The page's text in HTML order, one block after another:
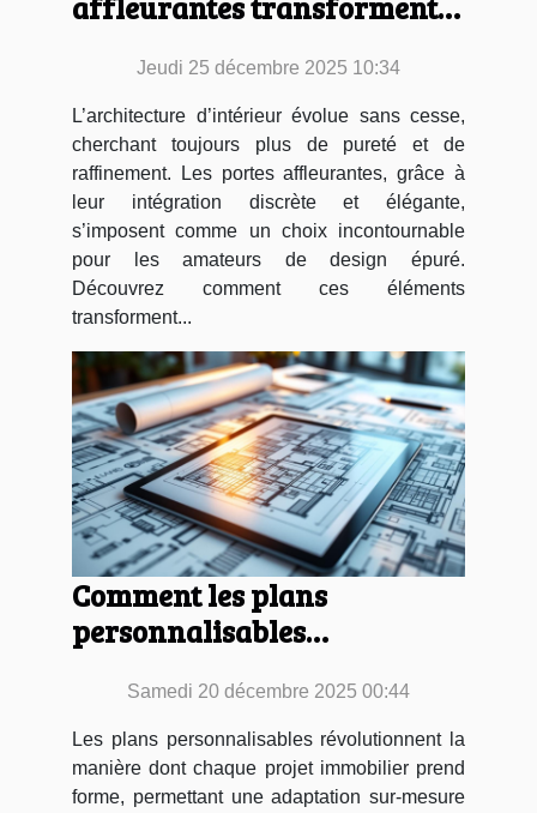
Jeudi 25 décembre 2025 10:34
L’architecture d’intérieur évolue sans cesse,
cherchant toujours plus de pureté et de
raffinement. Les portes affleurantes, grâce à
leur intégration discrète et élégante,
s’imposent comme un choix incontournable
pour les amateurs de design épuré.
Découvrez comment ces éléments
transforment...
Comment les plans
personnalisables
projet immobilier ?
Samedi 20 décembre 2025 00:44
Les plans personnalisables révolutionnent la
manière dont chaque projet immobilier prend
forme, permettant une adaptation sur-mesure